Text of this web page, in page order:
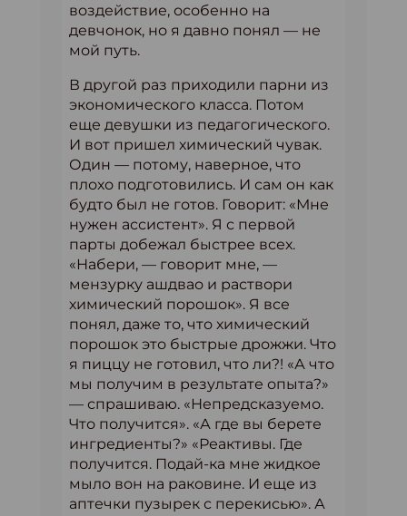
воздействие, особенно на
девчонок, но я давно понял — не
мой путь.
В другой раз приходили парни из
экономического класса. Потом
еще девушки из педагогического.
И вот пришел химический чувак.
Один — потому, наверное, что
плохо подготовились. И сам он как
будто был не готов. Говорит: «Мне
нужен ассистент». Я с первой
парты добежал быстрее всех.
«Набери, — говорит мне, —
мензурку ашдвао и раствори
химический порошок». Я все
понял, даже то, что химический
порошок это быстрые дрожжи. Что
я пиццу не готовил, что ли?! «А что
мы получим в результате опыта?»
— спрашиваю. «Непредсказуемо.
Что получится». «А где вы берете
ингредиенты?» «Реактивы. Где
получится. Подай-ка мне жидкое
мыло вон на раковине. И еще из
аптечки пузырек с перекисью». А